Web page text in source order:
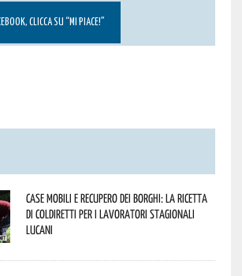
CLICCA SU “MI PIACE!”
Case mobili e recupero dei borghi: la ricetta
di Coldiretti per i lavoratori stagionali
lucani